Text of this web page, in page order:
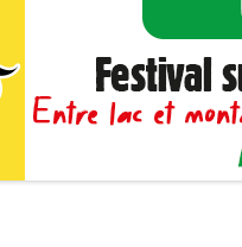
PARTENARIATS / MÉCÉNAT
EVENEMENTS PARTENAIRES